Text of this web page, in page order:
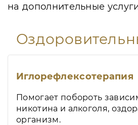
на дополнительные
Иглорефлексотерапия
Помогает побороть
никотина и алкоголя,
организм.